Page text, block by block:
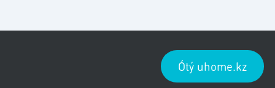
Ótý uhome.kz